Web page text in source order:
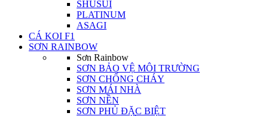
SHUSUI
PLATINUM
ASAGI
CÁ KOI F1
SƠN RAINBOW
Sơn Rainbow
SƠN BẢO VỆ MÔI TRƯỜNG
SƠN CHỐNG CHÁY
SƠN MÁI NHÀ
SƠN NỀN
SƠN PHỦ ĐẶC BIỆT